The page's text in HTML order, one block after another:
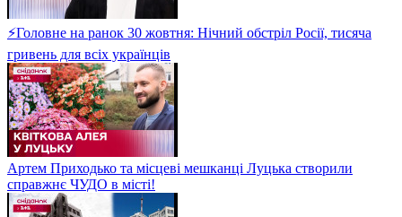
⚡Головне на ранок 30 жовтня: Нічний обстріл Росії, тисяча
гривень для всіх українців
Артем Приходько та місцеві мешканці Луцька створили
справжнє ЧУДО в місті!